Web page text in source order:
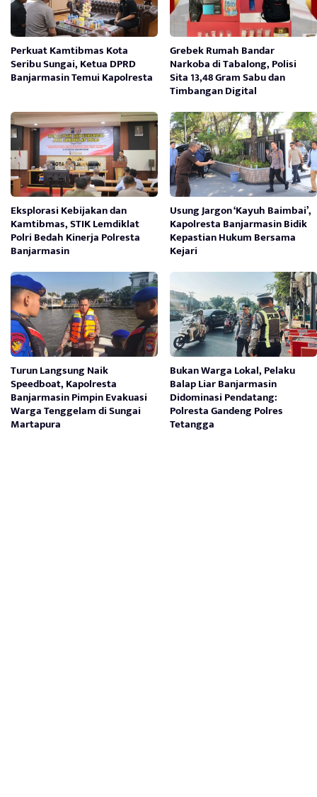
Perkuat Kamtibmas Kota
Seribu Sungai, Ketua DPRD
Banjarmasin Temui Kapolresta
Grebek Rumah Bandar
Narkoba di Tabalong, Polisi
Sita 13,48 Gram Sabu dan
Timbangan Digital
Eksplorasi Kebijakan dan
Kamtibmas, STIK Lemdiklat
Polri Bedah Kinerja Polresta
Banjarmasin
Usung Jargon ‘Kayuh Baimbai’,
Kapolresta Banjarmasin Bidik
Kepastian Hukum Bersama
Kejari
Turun Langsung Naik
Speedboat, Kapolresta
Banjarmasin Pimpin Evakuasi
Warga Tenggelam di Sungai
Martapura
Bukan Warga Lokal, Pelaku
Balap Liar Banjarmasin
Didominasi Pendatang:
Polresta Gandeng Polres
Tetangga